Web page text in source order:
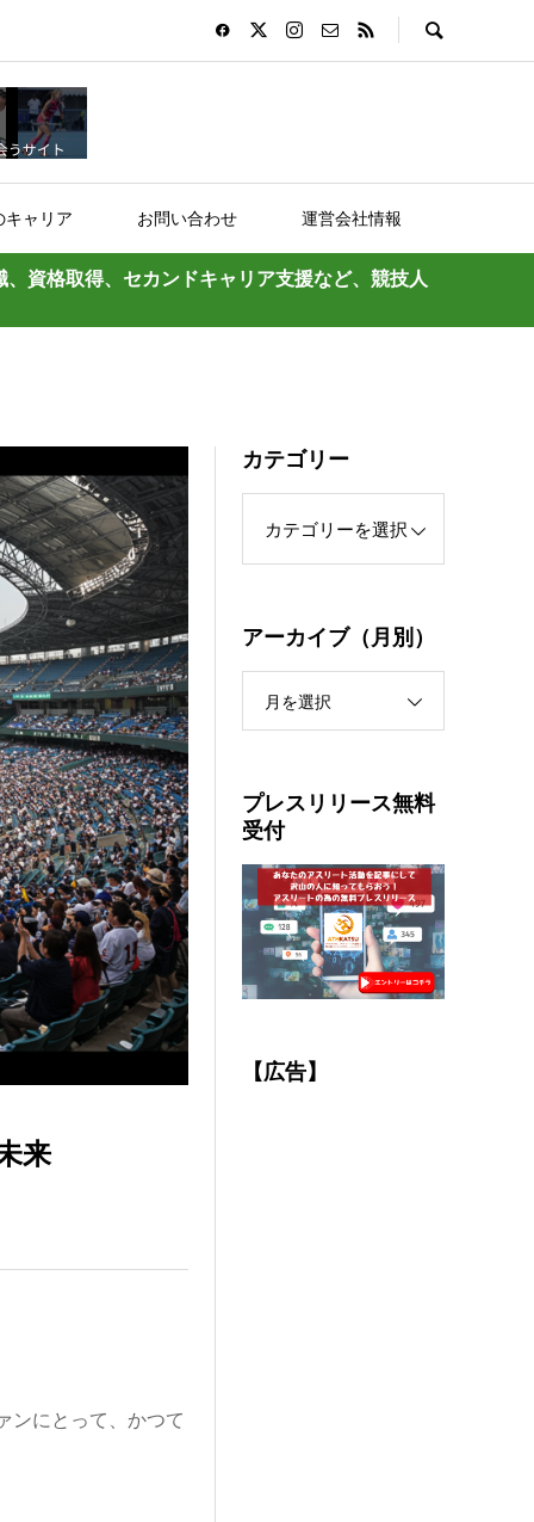
キャリア お問い合わせ 運営会社情報
資格取得、セカンドキャリア支援など、競技人
来
ンにとって、かつて
カテゴリー
アーカイブ（月別）
月を選択
プレスリリース無料
受付
【広告】